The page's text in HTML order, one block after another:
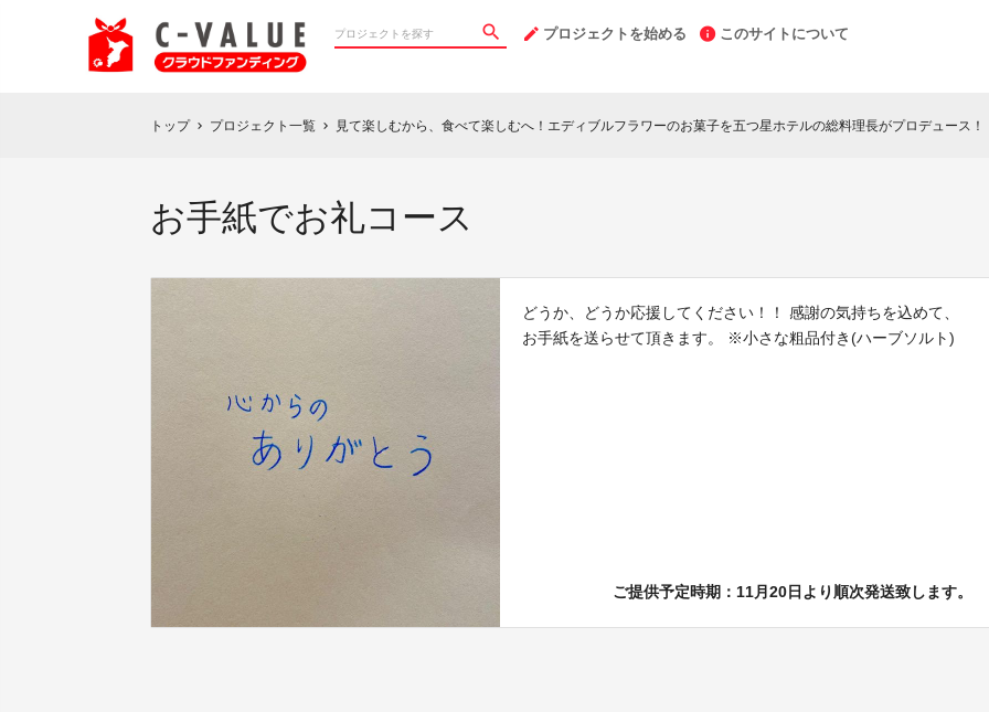
プロジェクトを始める このサイトについて
トップ chevron_right プロジェクト一覧 chevron_right 見て楽しむから、食べて楽しむへ！エディブルフラワーのお菓子を五つ星ホテルの総料理長がプロデュース！
お手紙でお礼コース
どうか、どうか応援してください！！ 感謝の気持ちを込めて、
お手紙を送らせて頂きます。 ※小さな粗品付き(ハーブソルト)
ご提供予定時期：11月20日より順次発送致します。